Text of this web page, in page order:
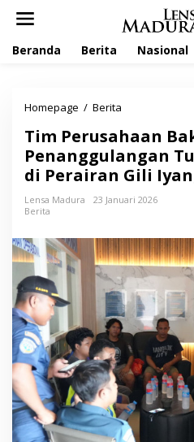
Beranda Berita Nasional
Homepage / Berita
m
P
e
r
u
h
a
a
n
B
a
k
L
a
k
u
k
Tim Perusahaan
Penanggulangan
di Perairan Gili
Lensa Madura
23 Januari 2026
Berita